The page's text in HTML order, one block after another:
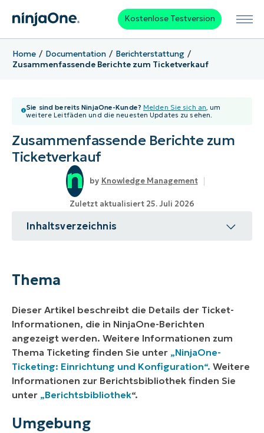
Kostenlose Testversion
Home Documentation
Berichterstattung
Zusammenfassende Berichte zum Ticketverkauf
Sie sind bereits NinjaOne-Kunde? Melden Sie sich an, um
weitere Leitfäden und die neuesten Updates zu sehen.
Zusammenfassende Berichte zum
Ticketverkauf
Knowledge Management
Zuletzt aktualisiert 25. Juli 2026
Inhaltsverzeichnis
Weitere Ressourcen
Thema
Dieser Artikel beschreibt die Details der Ticket-
Informationen, die in NinjaOne-Berichten
angezeigt werden. Weitere Informationen zum
Thema Ticketing finden Sie unter „NinjaOne-
Ticketing: Einrichtung und Konfiguration“. Weitere
Informationen zur Berichtsbibliothek finden Sie
unter „Berichtsbibliothek“.
Umgebung